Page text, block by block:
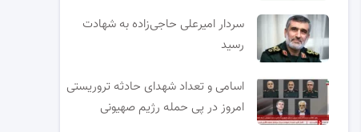
سردار امیرعلی حاجی‌زاده به شهادت
رسید
اسامی و تعداد شهدای حادثه تروریستی
امروز در پی حمله رژیم صهیونی